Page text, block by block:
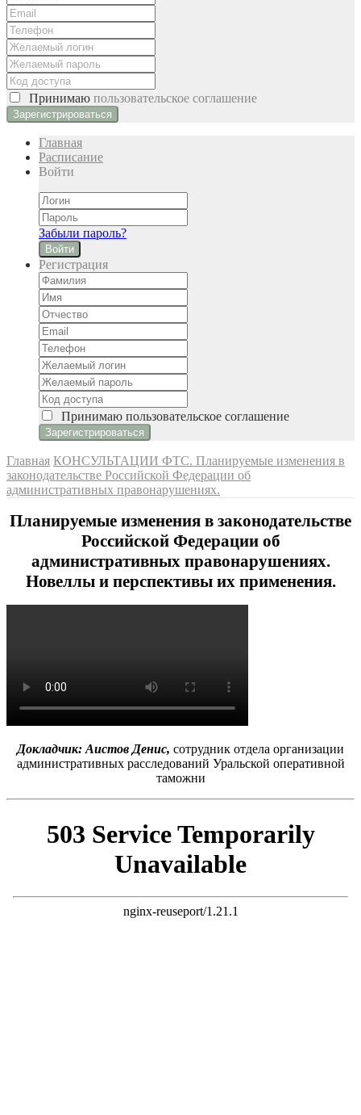
Принимаю пользовательское соглашение
Главная
Расписание
Войти
Забыли пароль?
Войти
Регистрация
Принимаю пользовательское соглашение
Главная КОНСУЛЬТАЦИИ ФТС. Планируемые изменения в
законодательстве Российской Федерации об
административных правонарушениях.
Планируемые изменения в законодательстве
Российской Федерации об
административных правонарушениях.
Новеллы и перспективы их применения.
Докладчик: Аистов Денис, сотрудник отдела организации
административных расследований Уральской оперативной
таможни